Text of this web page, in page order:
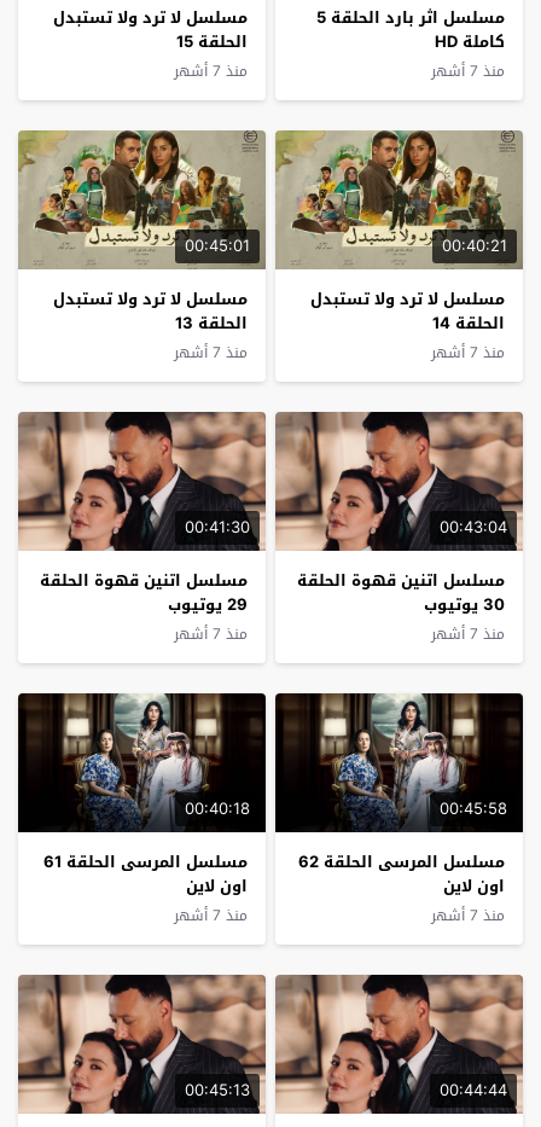
مسلسل اثر بارد الحلقة 5
كاملة HD
منذ 7 أشهر
مسلسل لا ترد ولا تستبدل
الحلقة 15
منذ 7 أشهر
00:40:21
مسلسل لا ترد ولا تستبدل
الحلقة 14
منذ 7 أشهر
00:45:01
مسلسل لا ترد ولا تستبدل
الحلقة 13
منذ 7 أشهر
00:43:04
مسلسل اتنين قهوة الحلقة
30 يوتيوب
منذ 7 أشهر
00:41:30
مسلسل اتنين قهوة الحلقة
29 يوتيوب
منذ 7 أشهر
00:45:58
مسلسل المرسى الحلقة 62
اون لاين
منذ 7 أشهر
00:40:18
مسلسل المرسى الحلقة 61
اون لاين
منذ 7 أشهر
00:44:44
00:45:13